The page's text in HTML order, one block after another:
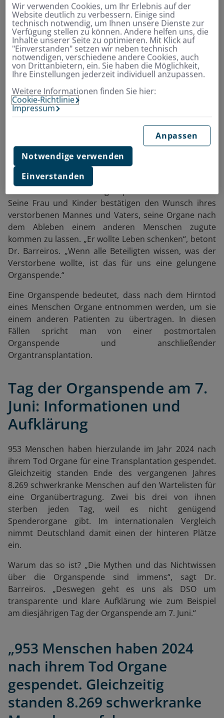
„Eine Organspende setzt den
Hirntod voraus – in
Deutschland sterben weniger
als ein Prozent der Menschen
an dieser Todesursache. ”
Organe nach dem Tod
einem anderen Menschen
übertragen
Seine Frau und Kinder bestätigen den Wunsch ihres
verstorbenen Mannes und Vaters, seine Organe nach
dem Ableben einem anderen Menschen zugute
kommen zu lassen. „Er wollte Leben schenken“, betont
Dr. Barreiros. „Wenn alle Beteiligten wissen, was der
Verstorbene wollte, ist das für uns eine gelungene
Organspende.“
Eine Organspende bedeutet, dass nach dem Hirntod
eines Menschen Organe entnommen werden, um sie
einem anderen Patienten zu übertragen. In diesen
Fällen spricht man von einer postmortalen
Organspende und anschließender
Organtransplantation.
Tag der Organspende am 7.
Juni: Informationen und
Aufklärung
953 Menschen haben hierzulande im Jahr 2024 nach
ihrem Tod Organe für eine Transplantation gespendet.
Gleichzeitig standen Ende des vergangenen Jahres
8.269 schwerkranke Menschen auf den Wartelisten für
eine Organübertragung. Zwei bis drei von ihnen
sterben jeden Tag, weil es nicht genügend
Spenderorgane gibt. Im internationalen Vergleich
nimmt Deutschland damit einen der hinteren Plätze
ein.
Warum das so ist? „Die Mythen und das Nichtwissen
über die Organspende sind immens“, sagt Dr.
Barreiros. „Deswegen geht es uns als DSO um
transparente und klare Aufklärung wie zum Beispiel
am diesjährigen Tag der Organspende am 7. Juni.“
„953 Menschen haben 2024
nach ihrem Tod Organe
gespendet. Gleichzeitig
standen 8.269 schwerkranke
Wir verwenden Cookies, um Ihr Erlebnis auf der
Website deutlich zu verbessern. Einige sind
technisch notwendig, um Ihnen unsere Dienste zur
Verfügung stellen zu können. Andere helfen uns, die
Inhalte unserer Seite zu optimieren. Mit Klick auf
"Einverstanden" setzen wir neben technisch
notwendigen, verschiedene andere Cookies, auch
von Drittanbietern, ein. Sie haben die Möglichkeit,
Ihre Einstellungen jederzeit individuell anzupassen.
Weitere Informationen finden Sie hier:
Cookie-Richtlinie
Impressum
Anpassen
Notwendige verwenden
Einverstanden